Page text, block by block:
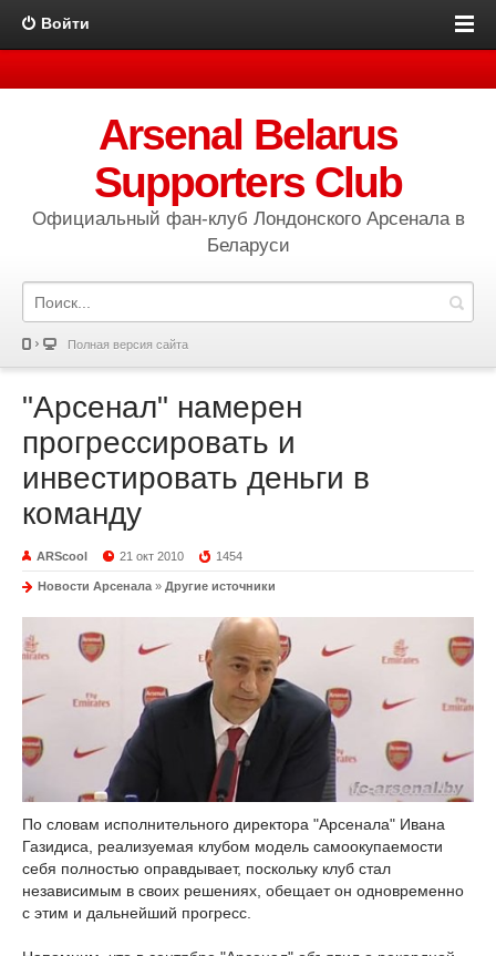
Войти
Arsenal Belarus
Supporters Club
Официальный фан-клуб Лондонского Арсенала в
Беларуси
Полная версия сайта
"Арсенал" намерен
прогрессировать и
инвестировать деньги в
команду
ARScool 21 окт 2010 1454
Новости Арсенала » Другие источники
По словам исполнительного директора "Арсенала" Ивана
Газидиса, реализуемая клубом модель самоокупаемости
себя полностью оправдывает, поскольку клуб стал
независимым в своих решениях, обещает он одновременно
с этим и дальнейший прогресс.